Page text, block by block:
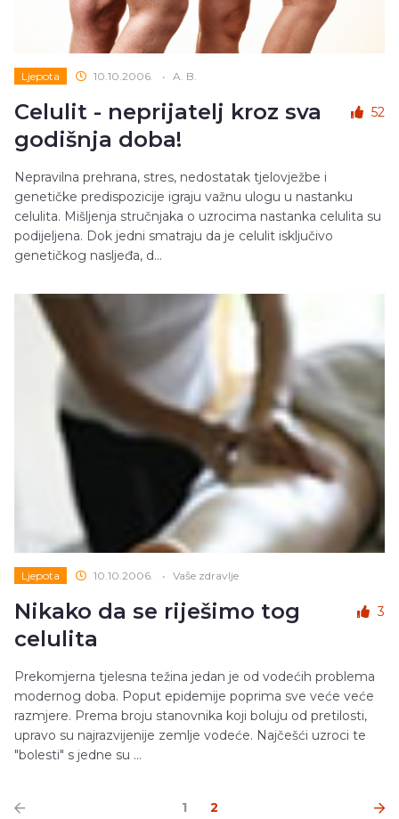
Ljepota 10.10.2006. • A. B.
Celulit - neprijatelj kroz sva
godišnja doba!
52
Nepravilna prehrana, stres, nedostatak tjelovježbe i
genetičke predispozicije igraju važnu ulogu u nastanku
celulita. Mišljenja stručnjaka o uzrocima nastanka celulita su
podijeljena. Dok jedni smatraju da je celulit isključivo
genetičkog nasljeđa, d...
Ljepota 10.10.2006. • Vaše zdravlje
Nikako da se riješimo tog
celulita
3
Prekomjerna tjelesna težina jedan je od vodećih problema
modernog doba. Poput epidemije poprima sve veće veće
razmjere. Prema broju stanovnika koji boluju od pretilosti,
upravo su najrazvijenije zemlje vodeće. Najčešći uzroci te
"bolesti" s jedne su ...
1 2